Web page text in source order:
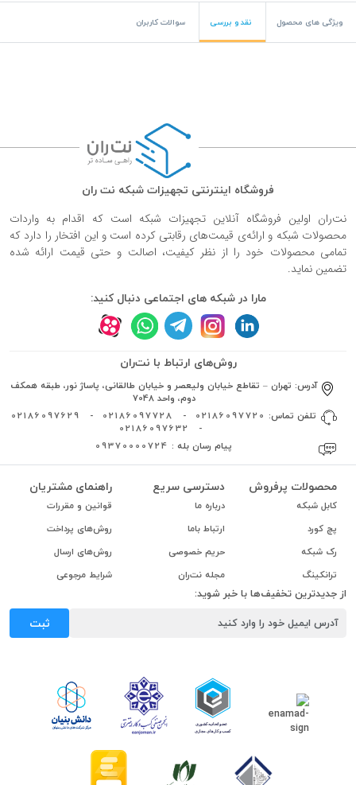
ویژگی های محصول نقد و بررسی سوالات کاربران
فروشگاه اینترنتی تجهیزات شبکه نت ران
نت‌ران اولین فروشگاه آنلاین تجهیزات شبکه است که اقدام به واردات
محصولات شبکه و ارائه‌ی قیمت‌های رقابتی کرده است و این افتخار را دارد که
تمامی محصولات خود را از نظر کیفیت، اصالت و حتی قیمت ارائه شده
تضمین نماید.
مارا در شبکه های اجتماعی دنبال کنید:
روش‌های ارتباط با نت‌ران
آدرس:تهران – تقاطع خیابان ولیعصر و خیابان طالقانی، پاساژ نور، طبقه همکف
دوم، واحد 7048
تلفن تماس:02186097720
02186097728
02186097629
02186097632
پیام رسان بله : 09370000724
محصولات پرفروش
کابل شبکه
پچ کورد
رک شبکه
ترانکینگ
دسترسی سریع
درباره ما
ارتباط باما
حریم خصوصی
مجله نت‌ران
راهنمای مشتریان
قوانین و مقررات
روش‌های پرداخت
روش‌های ارسال
شرایط مرجوعی
از جدیدترین تخفیف‌ها با خبر شوید:
ثبت